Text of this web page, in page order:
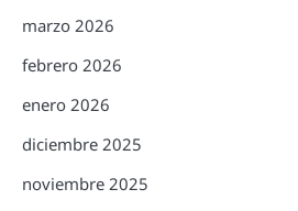
marzo 2026
febrero 2026
enero 2026
diciembre 2025
noviembre 2025